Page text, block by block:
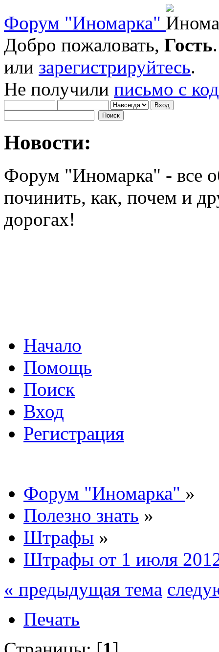
Форум "Иномарка"
Добро пожаловать, Гость
или зарегистрируйтесь.
Не получили письмо с
Новости:
Форум "Иномарка" - все
починить, как, почем и
дорогах!
Начало
Помощь
Поиск
Вход
Регистрация
Форум "Иномарка" »
Полезно знать »
Штрафы »
Штрафы от 1 июля
« предыдущая тема
Печать